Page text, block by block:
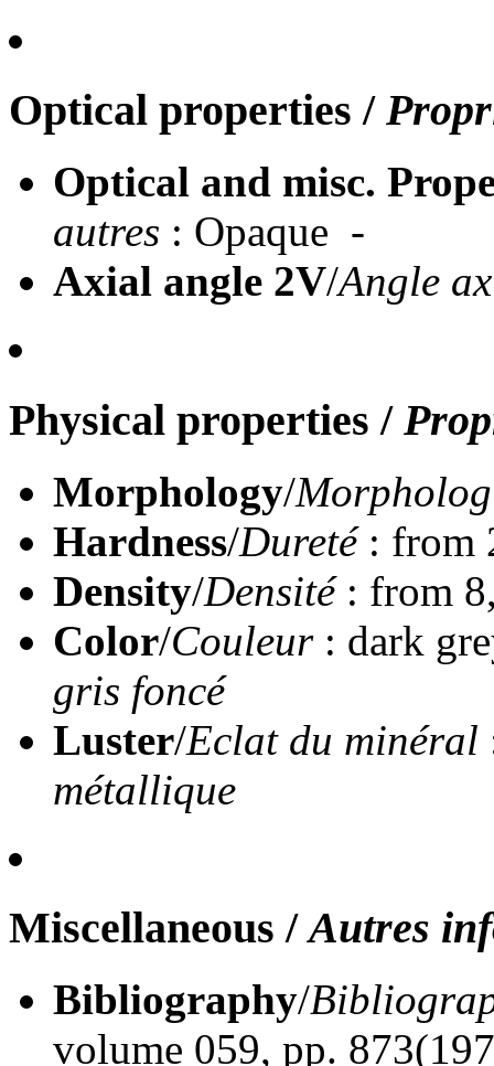
Optical properties /
Optical and misc.
autres : Opaque -
Axial angle 2V/Angle
Physical properties /
Morphology/
Hardness/Dureté: from
Density/Densité: from
Color/Couleur: dark
gris foncé
Luster/Eclat du minéral
métallique
Miscellaneous /Autres
Bibliography/
volume 059, pp.